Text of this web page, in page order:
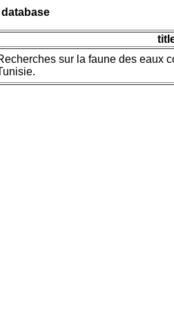
sur la faune des eaux